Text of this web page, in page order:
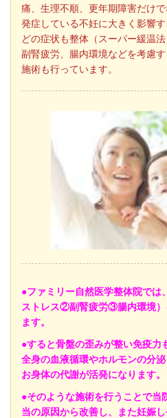
痛、生理不順、更年期障害だけ
発症している不妊に大きく影響
どの症状も整体（スーパー緩温
副腎疲労、腸内環境などを考慮
施術も行っています。
●ファミリー自然医学整体院で
ストレス②副腎疲労③腸内環境）
ます。
●すると骨盤の歪みが整い免疫力
全身の血液循環やホルモンの分
お身体の代謝が活発になります。
●そのような施術を行うことで当
当の原因から改善し、また妊娠